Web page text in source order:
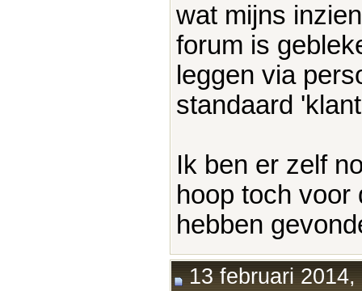
wat mijns
forum is
leggen via
standaard
Ik ben er zelf
hoop toch
hebben
13 februari 2014,